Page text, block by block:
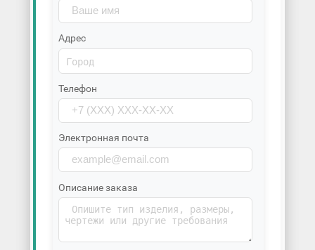
Адрес
Телефон
Электронная почта
Описание заказа